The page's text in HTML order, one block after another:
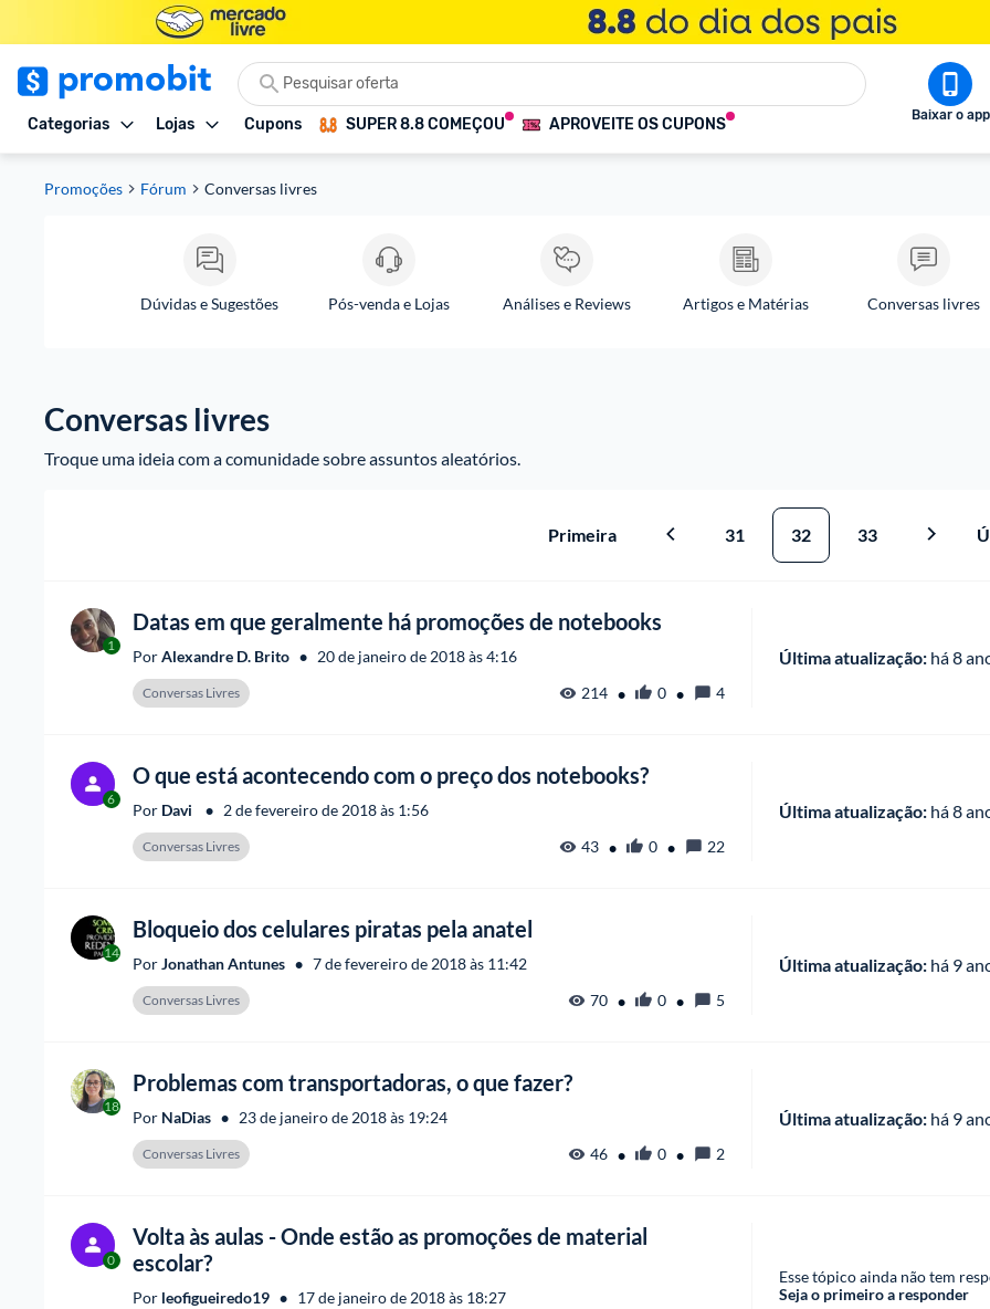
Categorias Lojas Cupons SUPER 8.8 COMEÇOU APROVEITE OS CUPONS Baixar o app
Promoções Fórum Conversas livres
Dúvidas e Sugestões Pós-venda e Lojas Análises e Reviews Artigos e Matérias Conversas livres
Conversas livres
Troque uma ideia com a comunidade sobre assuntos aleatórios.
Primeira 31 32 33
1
Datas em que geralmente há promoções de notebooks
Por Alexandre D. Brito • 20 de janeiro de 2018 às 4:16
Conversas Livres 214 • 0 • 4
Última atualização: há 8
6
O que está acontecendo com o preço dos notebooks?
Por Davi • 2 de fevereiro de 2018 às 1:56
Conversas Livres 43 • 0 • 22
Última atualização: há 8
14
Bloqueio dos celulares piratas pela anatel
Por Jonathan Antunes • 7 de fevereiro de 2018 às 11:42
Conversas Livres 70 • 0 • 5
Última atualização: há 9
18
Problemas com transportadoras, o que fazer?
Por NaDias • 23 de janeiro de 2018 às 19:24
Conversas Livres 46 • 0 • 2
Última atualização: há 9
0
Volta às aulas - Onde estão as promoções de material
escolar?
Por leofigueiredo19 • 17 de janeiro de 2018 às 18:27
Esse tópico ainda não tem
Seja o primeiro a responder